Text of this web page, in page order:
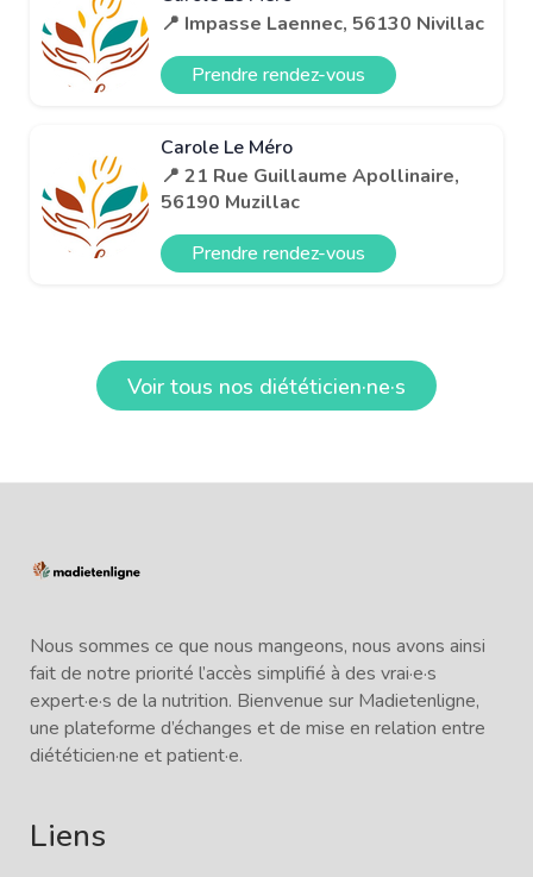
📍 Impasse Laennec, 56130 Nivillac
Prendre rendez-vous
Carole Le Méro
📍 21 Rue Guillaume Apollinaire,
56190 Muzillac
Prendre rendez-vous
Voir tous nos diététicien·ne·s
Nous sommes ce que nous mangeons, nous avons ainsi
fait de notre priorité l’accès simplifié à des vrai·e·s
expert·e·s de la nutrition. Bienvenue sur Madietenligne,
une plateforme d’échanges et de mise en relation entre
diététicien·ne et patient·e.
Liens